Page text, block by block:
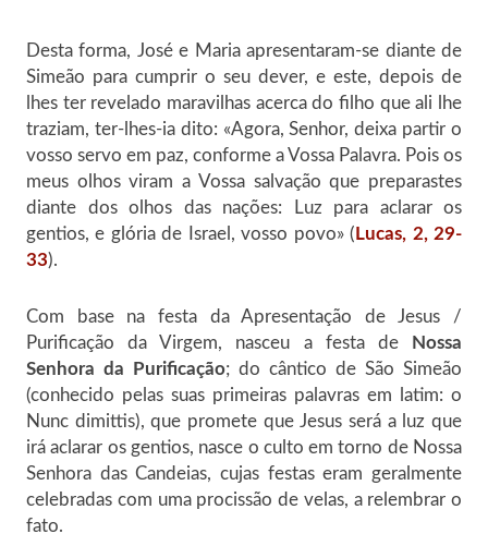
Desta forma, José e Maria apresentaram-se diante de
Simeão para cumprir o seu dever, e este, depois de
lhes ter revelado maravilhas acerca do filho que ali lhe
traziam, ter-lhes-ia dito: «Agora, Senhor, deixa partir o
vosso servo em paz, conforme a Vossa Palavra. Pois os
meus olhos viram a Vossa salvação que preparastes
diante dos olhos das nações: Luz para aclarar os
gentios, e glória de Israel, vosso povo» ( Lucas, 2, 29-
33).
Com base na festa da Apresentação de Jesus /
Purificação da Virgem, nasceu a festa de
Nossa
Senhora da Purificação; do cântico de São Simeão
(conhecido pelas suas primeiras palavras em latim: o
Nunc dimittis), que promete que Jesus será a luz que
irá aclarar os gentios, nasce o culto em torno de Nossa
Senhora das Candeias, cujas festas eram geralmente
celebradas com uma procissão de velas, a relembrar o
fato.